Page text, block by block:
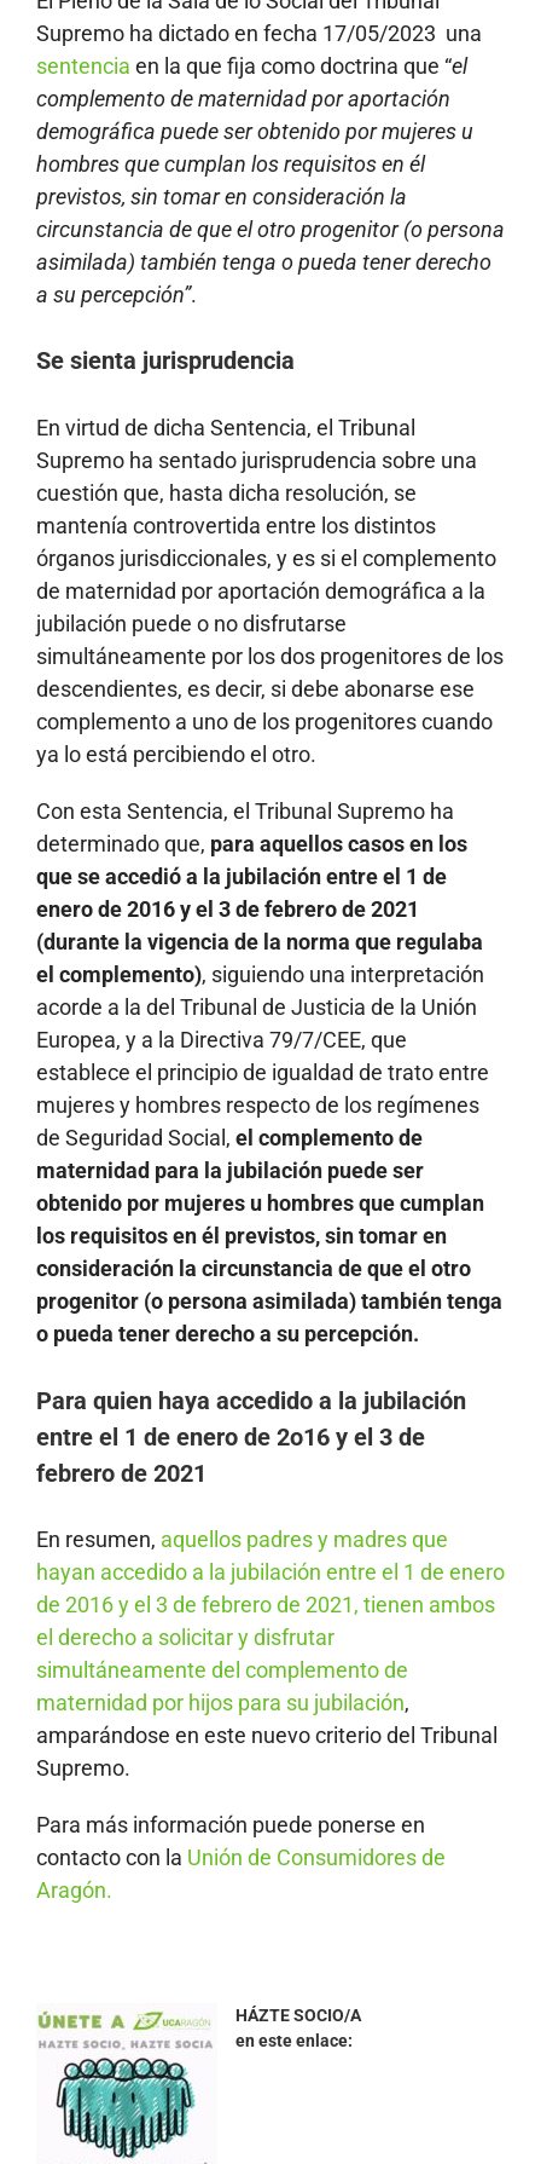
Supremo ha dictado en fecha 17/05/2023 una
sentencia en la que fija como doctrina que “el
complemento de maternidad por aportación
demográfica puede ser obtenido por mujeres u
hombres que cumplan los requisitos en él
previstos, sin tomar en consideración la
circunstancia de que el otro progenitor (o persona
asimilada) también tenga o pueda tener derecho
a su percepción”.
Se sienta jurisprudencia
En virtud de dicha Sentencia, el Tribunal
Supremo ha sentado jurisprudencia sobre una
cuestión que, hasta dicha resolución, se
mantenía controvertida entre los distintos
órganos jurisdiccionales, y es si el complemento
de maternidad por aportación demográfica a la
jubilación puede o no disfrutarse
simultáneamente por los dos progenitores de los
descendientes, es decir, si debe abonarse ese
complemento a uno de los progenitores cuando
ya lo está percibiendo el otro.
Con esta Sentencia, el Tribunal Supremo ha
determinado que, para aquellos casos en los
que se accedió a la jubilación entre el 1 de
enero de 2016 y el 3 de febrero de 2021
(durante la vigencia de la norma que regulaba
el complemento), siguiendo una interpretación
acorde a la del Tribunal de Justicia de la Unión
Europea, y a la Directiva 79/7/CEE, que
establece el principio de igualdad de trato entre
mujeres y hombres respecto de los regímenes
de Seguridad Social, el complemento de
maternidad para la jubilación puede ser
obtenido por mujeres u hombres que cumplan
los requisitos en él previstos, sin tomar en
consideración la circunstancia de que el otro
progenitor (o persona asimilada) también tenga
o pueda tener derecho a su percepción.
Para quien haya accedido a la jubilación
entre el 1 de enero de 2o16 y el 3 de
febrero de 2021
En resumen, aquellos padres y madres que
hayan accedido a la jubilación entre el 1 de enero
de 2016 y el 3 de febrero de 2021, tienen ambos
el derecho a solicitar y disfrutar
simultáneamente del complemento de
maternidad por hijos para su jubilación,
amparándose en este nuevo criterio del Tribunal
Supremo.
Para más información puede ponerse en
contacto con la Unión de Consumidores de
Aragón.
HÁZTE SOCIO/A
en este enlace: